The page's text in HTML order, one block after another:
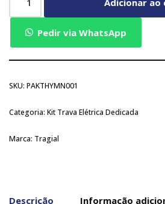
Adicionar ao
Pedir via WhatsApp
SKU: PAKTHYMN001
Categoria: Kit Trava Elétrica Dedicada
Marca: Tragial
Descrição Informação